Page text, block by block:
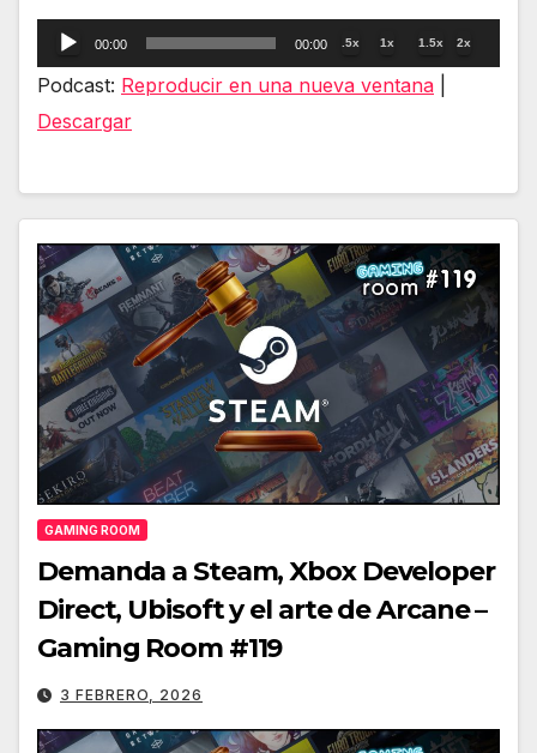
Reproductor
de
00:00 00:00 .5x 1x 1.5x 2x
Podcast: Reproducir en una nueva ventana
Descargar
GAMING ROOM
Demanda a Steam, Xbox Developer
Direct, Ubisoft y el arte de Arcane –
Gaming Room #119
3 FEBRERO, 2026